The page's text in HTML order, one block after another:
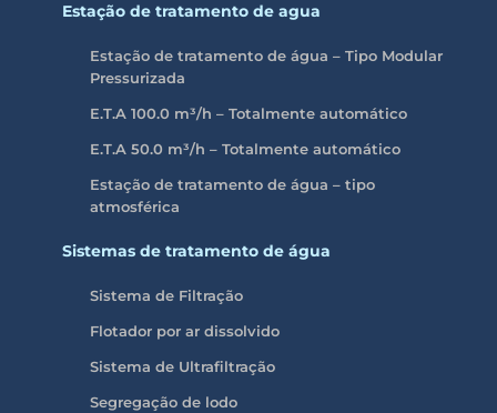
Estação de tratamento de agua
Estação de tratamento de água – Tipo Modular
Pressurizada
E.T.A 100.0 m³/h – Totalmente automático
E.T.A 50.0 m³/h – Totalmente automático
Estação de tratamento de água – tipo
atmosférica
Sistemas de tratamento de água
Sistema de Filtração
Flotador por ar dissolvido
Sistema de Ultrafiltração
Segregação de lodo